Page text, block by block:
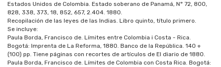
Estados Unidos de Colombia. Estado soberano de Panamá, N° 72, 800,
828, 338, 373, 18, 852, 657, 2.404. 1880.
Recopilación de las leyes de las Indias. Libro quinto, título primero.
Se incluye:
Paula Borda, Francisco de. Límites entre Colombia i Costa - Rica.
Bogotá: Imprenta de La Reforma, 1880. Banco de la República. 140 +
(100) pp. Tiene páginas con recortes de artículos de El diario de 1880.
Paula Borda, Francisco de. Límites de Colombia con Costa Rica. Bogotá: